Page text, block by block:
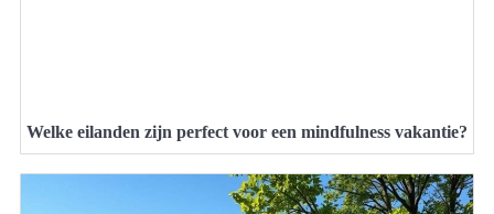
Welke eilanden zijn perfect voor een mindfulness vakantie?